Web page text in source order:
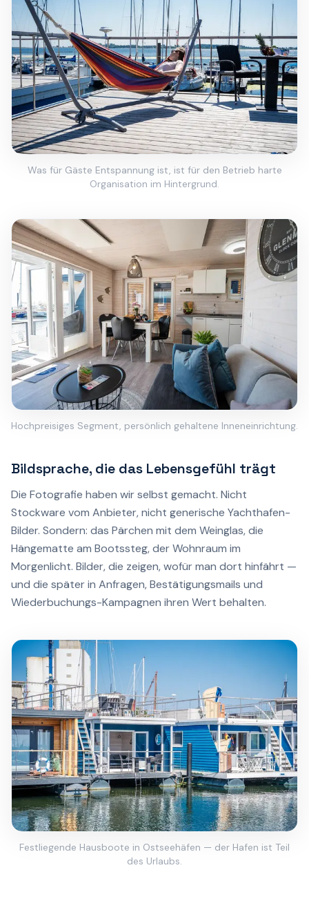
Was für Gäste Entspannung ist, ist für den Betrieb harte
Organisation im Hintergrund.
Hochpreisiges Segment, persönlich gehaltene Inneneinrichtung.
Bildsprache, die das Lebensgefühl trägt
Die Fotografie haben wir selbst gemacht. Nicht
Stockware vom Anbieter, nicht generische Yachthafen-
Bilder. Sondern: das Pärchen mit dem Weinglas, die
Hängematte am Bootssteg, der Wohnraum im
Morgenlicht. Bilder, die zeigen, wofür man dort hinfährt —
und die später in Anfragen, Bestätigungsmails und
Wiederbuchungs-Kampagnen ihren Wert behalten.
Festliegende Hausboote in Ostseehäfen — der Hafen ist Teil
des Urlaubs.